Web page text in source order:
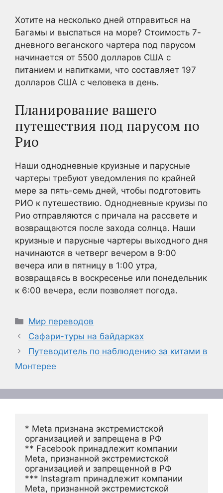
Хотите на несколько дней отправиться на
Багамы и выспаться на море? Стоимость 7-
дневного веганского чартера под парусом
начинается от 5500 долларов США с
питанием и напитками, что составляет 197
долларов США с человека в день.
Планирование вашего
путешествия под парусом по
Рио
Наши однодневные круизные и парусные
чартеры требуют уведомления по крайней
мере за пять-семь дней, чтобы подготовить
РИО к путешествию. Однодневные круизы по
Рио отправляются с причала на рассвете и
возвращаются после захода солнца. Наши
круизные и парусные чартеры выходного дня
начинаются в четверг вечером в 9:00
вечера или в пятницу в 1:00 утра,
возвращаясь в воскресенье или понедельник
к 6:00 вечера, если позволяет погода.
Рубрики
Мир переводов
Сафари-туры на байдарках
Путеводитель по наблюдению за китами в
Монтерее
* Meta признана экстремистской
организацией и запрещена в РФ
** Facebook принадлежит компании
Meta, признанной экстремистской
организацией и запрещенной в РФ
*** Instagram принадлежит компании
Meta, признанной экстремистской